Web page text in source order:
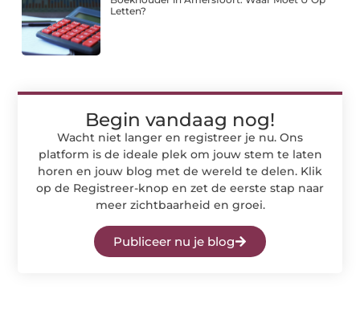
Letten?
Begin vandaag nog!
Wacht niet langer en registreer je nu. Ons
platform is de ideale plek om jouw stem te laten
horen en jouw blog met de wereld te delen. Klik
op de Registreer-knop en zet de eerste stap naar
meer zichtbaarheid en groei.
Publiceer nu je blog